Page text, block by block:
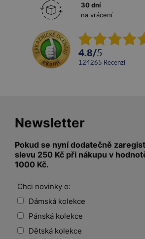
30 dní
na vrácení
4.8/5
124265 recenzí
Newsletter
Pokud se nyní dodatečně
slevu 250 Kč při nákupu v
1000 Kč.
Chci novinky o:
Dámská kolekce
Pánská kolekce
Dětská kolekce